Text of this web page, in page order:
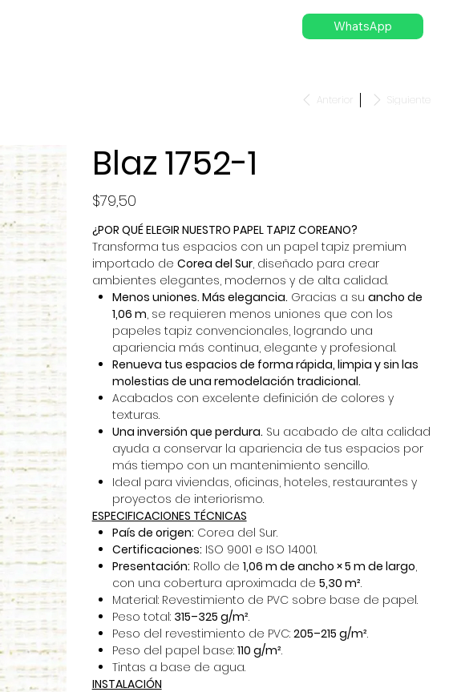
WhatsApp
Anterior Siguiente
Blaz 1752-1
Precio
$79,50
¿POR QUÉ ELEGIR NUESTRO PAPEL TAPIZ COREANO?
Transforma tus espacios con un papel tapiz premium
importado de Corea del Sur, diseñado para crear
ambientes elegantes, modernos y de alta calidad.
Menos uniones. Más elegancia. Gracias a su ancho de
1,06 m, se requieren menos uniones que con los
papeles tapiz convencionales, logrando una
apariencia más continua, elegante y profesional.
Renueva tus espacios de forma rápida, limpia y sin las
molestias de una remodelación tradicional.
Acabados con excelente definición de colores y
texturas.
Una inversión que perdura. Su acabado de alta calidad
ayuda a conservar la apariencia de tus espacios por
más tiempo con un mantenimiento sencillo.
Ideal para viviendas, oficinas, hoteles, restaurantes y
proyectos de interiorismo.
ESPECIFICACIONES TÉCNICAS
País de origen: Corea del Sur.
Certificaciones: ISO 9001 e ISO 14001.
Presentación: Rollo de 1,06 m de ancho × 5 m de largo,
con una cobertura aproximada de 5,30 m².
Material: Revestimiento de PVC sobre base de papel.
Peso total: 315–325 g/m².
Peso del revestimiento de PVC: 205–215 g/m².
Peso del papel base: 110 g/m².
Tintas a base de agua.
INSTALACIÓN